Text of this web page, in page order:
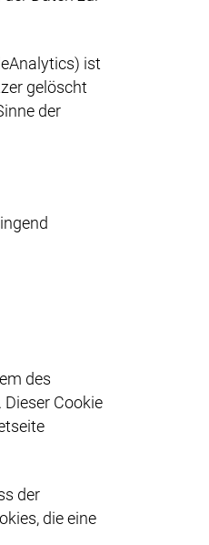
ist
gelöscht
der
des
Cookie
der
die eine